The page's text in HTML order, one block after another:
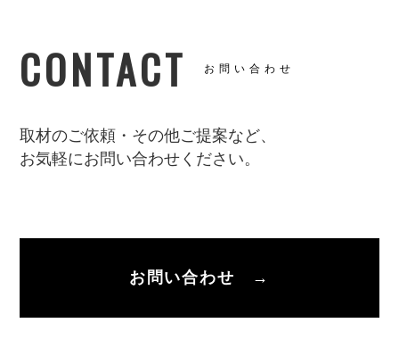
CONTACT お問い合わせ
取材のご依頼・その他ご提案など、
お気軽にお問い合わせください。
お問い合わせ →